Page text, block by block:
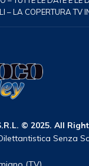
– LA COPERTURA TV
© 2025. All
Senza